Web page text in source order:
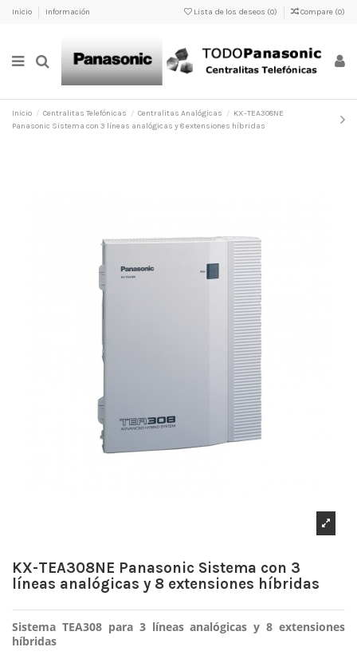
Inicio Información Lista de los deseos (0) Compare (0)
Inicio Centralitas Telefónicas Centralitas Analógicas
KX-TEA308NE
Panasonic Sistema con 3 líneas analógicas y 8 extensiones híbridas
KX-TEA308NE Panasonic Sistema con 3
líneas analógicas y 8 extensiones híbridas
Sistema TEA308 para 3 líneas analógicas y 8 extensiones
híbridas